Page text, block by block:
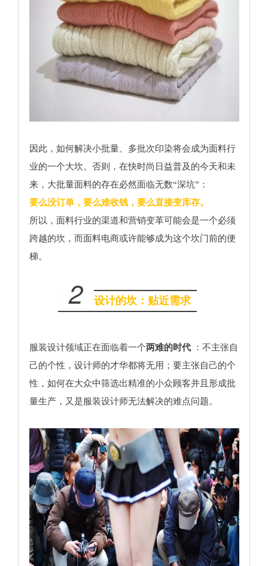
因此，如何解决小批量、多批次印染将会成为面料行
业的一个大坎。否则，在快时尚日益普及的今天和未
来，大批量面料的存在必然面临无数“深坑”：
要么没订单，要么难收钱，要么直接变库存。
所以，面料行业的渠道和营销变革可能会是一个必须
跨越的坎，而面料电商或许能够成为这个坎门前的便
梯。
2 设计的坎：贴近需求
服装设计领域正在面临着一个两难的时代：不主张自
己的个性，设计师的才华都将无用；要主张自己的个
性，如何在大众中筛选出精准的小众顾客并且形成批
量生产，又是服装设计师无法解决的难点问题。